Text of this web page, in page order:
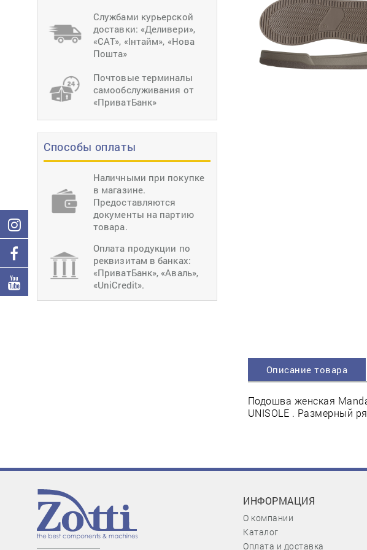
оборудование
Загибка деталей
Вставка фурнитуры
Ерошка подошвы
Службами курьерской
доставки: «Деливери»,
«САТ», «Інтайм», «Нова
Пошта»
Почтовые терминалы
самообслуживания от
«ПриватБанк»
Способы оплаты
Наличными при покупке
в магазине.
Предоставляются
документы на партию
товара.
Оплата продукции по
реквизитам в банках:
«ПриватБанк», «Аваль»,
«UniCredit».
Описание товара
Подошва женская
UNISOLE . Размерный
ИНФОРМАЦИЯ
О компании
Каталог
Оплата и доставка